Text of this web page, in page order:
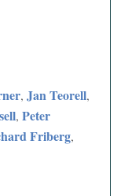
,Jan Teorell,
,Peter
Friberg,